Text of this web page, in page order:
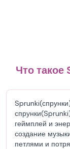
Что такое
геймплей и
создание
петлями и